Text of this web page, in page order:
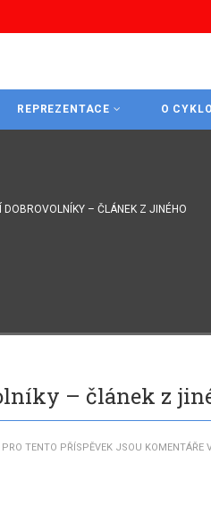
REPREZENTACE O
DOBROVOLNÍKY – ČLÁNEK Z JINÉHO
– článek z
PRO TENTO PŘÍSPĚVEK JSOU KOMENTÁŘE